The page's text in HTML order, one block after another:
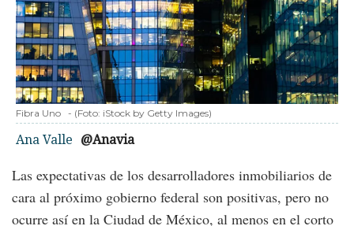
Fibra Uno - (Foto: iStock by Getty Images)
Ana Valle @Anavia
Las expectativas de los desarrolladores inmobiliarios de
cara al próximo gobierno federal son positivas, pero no
ocurre así en la Ciudad de México, al menos en el corto